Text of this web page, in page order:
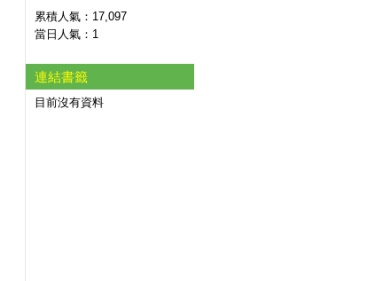
累積人氣： 17,097
當日人氣： 1
連結書籤
目前沒有資料